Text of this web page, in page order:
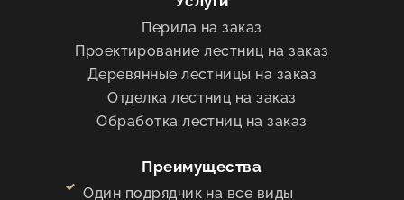
Перила на заказ
Проектирование лестниц на заказ
Деревянные лестницы на заказ
Отделка лестниц на заказ
Обработка лестниц на заказ
Преимущества
Один подрядчик на все виды